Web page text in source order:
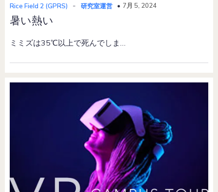
Rice Field 2 (GPRS) - 研究室運営 7月 5, 2024
暑い熱い
ミミズは35℃以上で死んでしま…